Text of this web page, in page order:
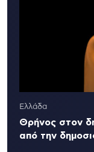
Ελλάδα
Θρήνος στον
από την